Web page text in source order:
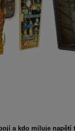
a kdo miluje napětí